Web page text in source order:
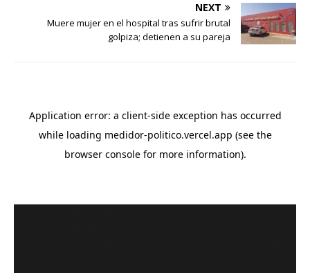
NEXT
Muere mujer en el hospital tras sufrir brutal
golpiza; detienen a su pareja